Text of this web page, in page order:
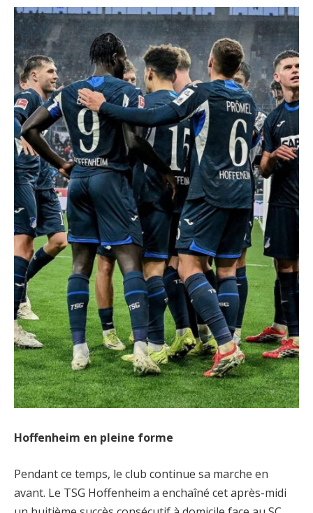
Hoffenheim en pleine forme
Pendant ce temps, le club continue sa marche en
avant. Le TSG Hoffenheim a enchaîné cet après-midi